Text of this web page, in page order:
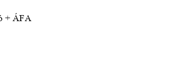
+ ÁFA